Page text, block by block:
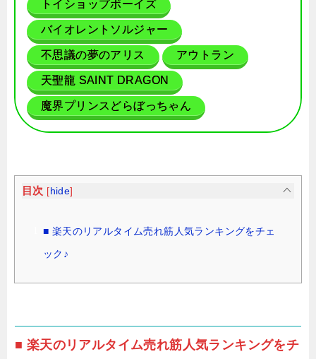
トイショップボーイズ
バイオレントソルジャー
不思議の夢のアリス アウトラン
天聖龍 SAINT DRAGON
魔界プリンスどらぼっちゃん
目次 [hide]
■ 楽天のリアルタイム売れ筋人気ランキングをチェ
ック♪
■ 楽天のリアルタイム売れ筋人気ランキングをチ